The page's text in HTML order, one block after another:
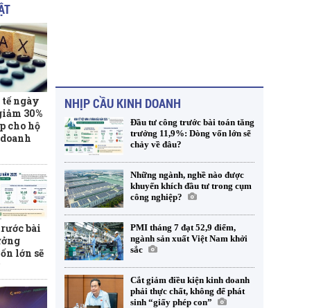
ngày
30%
cho hộ
bài
lớn sẽ
NHỊP CẦU KINH DOANH
Đầu tư công trước bài toán tăng
trưởng 11,9%: Dòng vốn lớn sẽ
chảy về đâu?
Những ngành, nghề nào được
khuyến khích đầu tư trong cụm
công nghiệp?
PMI tháng 7 đạt 52,9 điểm,
ngành sản xuất Việt Nam khởi
sắc
Cắt giảm điều kiện kinh doanh
phải thực chất, không để phát
sinh “giấy phép con”